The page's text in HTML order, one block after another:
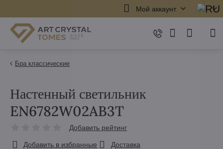
Мой аккаунт
Бра классические
Настенный светильник
EN6782W02AB3T
Добавить рейтинг
Добавить в избранные Доставка